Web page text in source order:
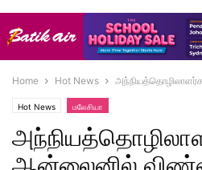
Home Hot News
Hot News மலேசியா